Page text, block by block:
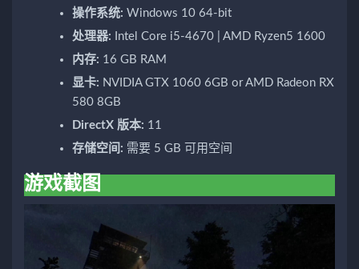
操作系统: Windows 10 64-bit
处理器: Intel Core i5-4670 | AMD Ryzen5 1600
内存: 16 GB RAM
显卡: NVIDIA GTX 1060 6GB or AMD Radeon RX
580 8GB
DirectX 版本: 11
存储空间: 需要 5 GB 可用空间
游戏截图